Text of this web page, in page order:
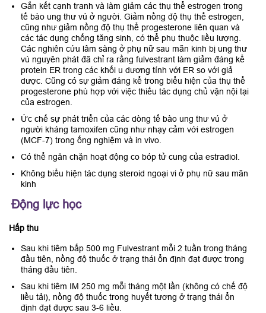
Gắn kết cạnh tranh và làm giảm các thụ thể estrogen trong
tế bào ung thư vú ở người. Giảm nồng độ thụ thể estrogen,
cũng như giảm nồng độ thụ thể progesterone liên quan và
các tác dụng chống tăng sinh, có thể phụ thuộc liều lượng.
Các nghiên cứu lâm sàng ở phụ nữ sau mãn kinh bị ung thư
vú nguyên phát đã chỉ ra rằng fulvestrant làm giảm đáng kể
protein ER trong các khối u dương tính với ER so với giả
dược. Cũng có sự giảm đáng kể trong biểu hiện của thụ thể
progesterone phù hợp với việc thiếu tác dụng chủ vận nội tại
của estrogen.
Ức chế sự phát triển của các dòng tế bào ung thư vú ở
người kháng tamoxifen cũng như nhạy cảm với estrogen
(MCF-7) trong ống nghiệm và in vivo.
Có thể ngăn chặn hoạt động co bóp tử cung của estradiol.
Không biểu hiện tác dụng steroid ngoại vi ở phụ nữ sau mãn
kinh
Động lực học
Hấp thu
Sau khi tiêm bắp 500 mg Fulvestrant mỗi 2 tuần trong tháng
đầu tiên, nồng độ thuốc ở trạng thái ổn định đạt được trong
tháng đầu tiên.
Sau khi tiêm IM 250 mg mỗi tháng một lần (không có chế độ
liều tải), nồng độ thuốc trong huyết tương ở trạng thái ổn
định đạt được sau 3-6 liều.